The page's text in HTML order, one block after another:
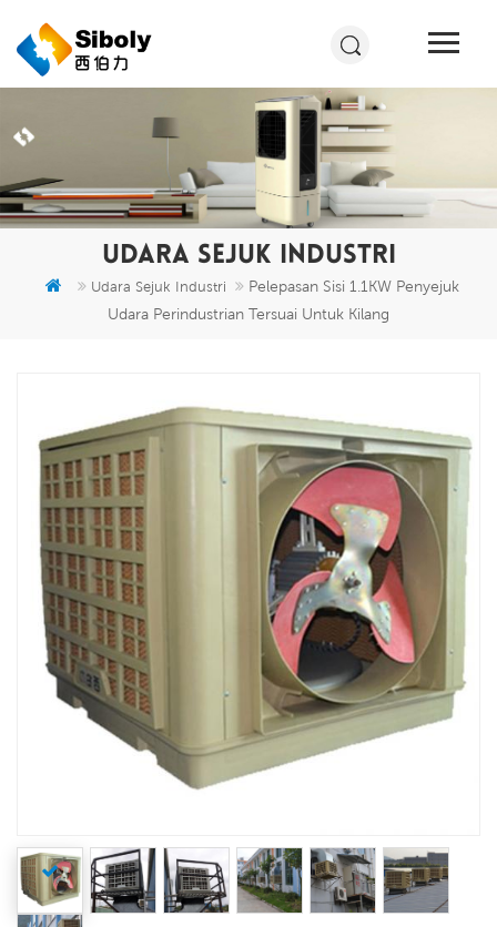
UDARA SEJUK INDUSTRI
Udara Sejuk Industri
Pelepasan Sisi 1.1KW Penyejuk
Udara Perindustrian Tersuai Untuk Kilang